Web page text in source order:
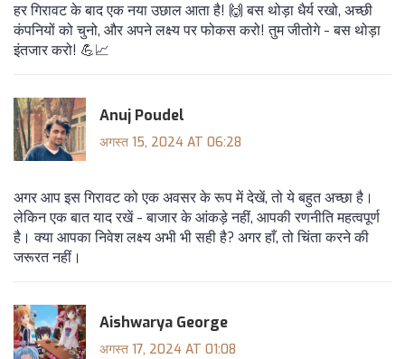
हर गिरावट के बाद एक नया उछाल आता है! 🙌 बस थोड़ा धैर्य रखो, अच्छी
कंपनियों को चुनो, और अपने लक्ष्य पर फोकस करो! तुम जीतोगे - बस थोड़ा
इंतजार करो! 💪📈
Anuj Poudel
अगस्त 15, 2024 AT 06:28
अगर आप इस गिरावट को एक अवसर के रूप में देखें, तो ये बहुत अच्छा है।
लेकिन एक बात याद रखें - बाजार के आंकड़े नहीं, आपकी रणनीति महत्वपूर्ण
है। क्या आपका निवेश लक्ष्य अभी भी सही है? अगर हाँ, तो चिंता करने की
जरूरत नहीं।
Aishwarya George
अगस्त 17, 2024 AT 01:08